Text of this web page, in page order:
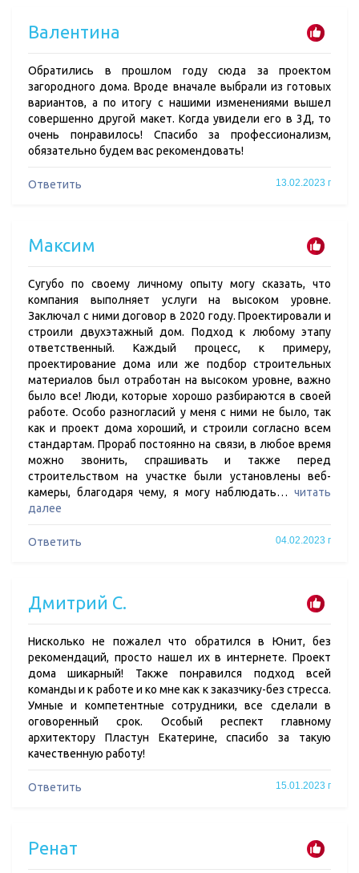
Валентина
Обратились в прошлом году сюда за проектом
загородного дома. Вроде вначале выбрали из готовых
вариантов, а по итогу с нашими изменениями вышел
совершенно другой макет. Когда увидели его в 3Д, то
очень понравилось! Спасибо за профессионализм,
обязательно будем вас рекомендовать!
Ответить 13.02.2023 г
Максим
Сугубо по своему личному опыту могу сказать, что
компания выполняет услуги на высоком уровне.
Заключал с ними договор в 2020 году. Проектировали и
строили двухэтажный дом. Подход к любому этапу
ответственный. Каждый процесс, к примеру,
проектирование дома или же подбор строительных
материалов был отработан на высоком уровне, важно
было все! Люди, которые хорошо разбираются в своей
работе. Особо разногласий у меня с ними не было, так
как и проект дома хороший, и строили согласно всем
стандартам. Прораб постоянно на связи, в любое время
можно звонить, спрашивать и также перед
строительством на участке были установлены веб-
камеры, благодаря чему, я могу наблюдать… читать
далее
Ответить 04.02.2023 г
Дмитрий С.
Нисколько не пожалел что обратился в Юнит, без
рекомендаций, просто нашел их в интернете. Проект
дома шикарный! Также понравился подход всей
команды и к работе и ко мне как к заказчику-без стресса.
Умные и компетентные сотрудники, все сделали в
оговоренный срок. Особый респект главному
архитектору Пластун Екатерине, спасибо за такую
качественную работу!
Ответить 15.01.2023 г
Ренат